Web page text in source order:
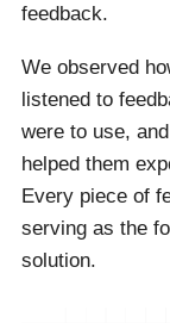
feedback.
We observed
listened to
were to use,
helped them
Every piece of
serving as the
solution.